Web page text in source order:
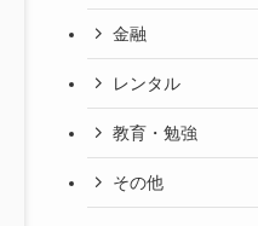
金融
レンタル
教育・勉強
その他